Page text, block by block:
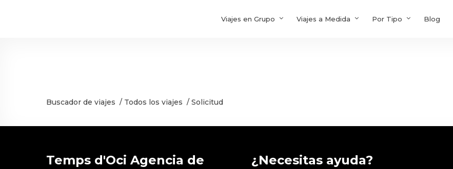
Viajes en Grupo Viajes a Medida Por Tipo Blog
Buscador de viajes / Todos los viajes / Solicitud
Temps d'Oci Agencia de
¿Necesitas ayuda?